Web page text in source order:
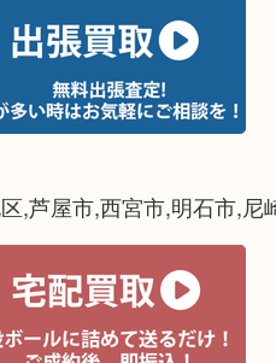
,芦屋市,西宮市,明石市,尼